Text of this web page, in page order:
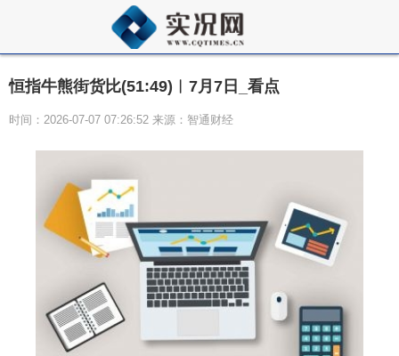
恒指牛熊街货比(51:49)︱7月7日_看点
时间：2026-07-07 07:26:52 来源：智通财经